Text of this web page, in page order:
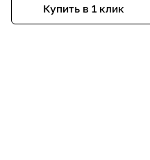
Купить в 1 клик